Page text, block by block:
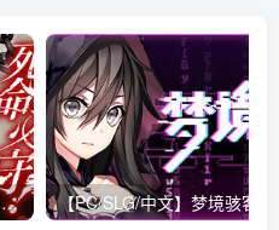
【PC/RPG/中文】死命必守！My Life For Thee! STEAM官方中文版【1.7GB】